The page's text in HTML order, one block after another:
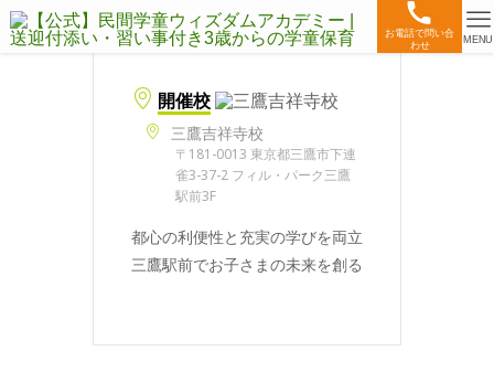
お電話で問い合
わせ
MENU
開催校
三鷹吉祥寺校
〒181-0013 東京都三鷹市下連
雀3-37-2 フィル・パーク三鷹
駅前3F
都心の利便性と充実の学びを両立
三鷹駅前でお子さまの未来を創る